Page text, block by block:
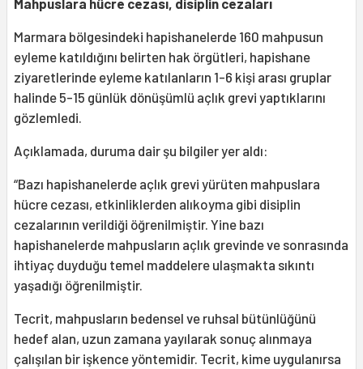
Marmara bölgesindeki hapishanelerde 160 mahpusun
eyleme katıldığını belirten hak örgütleri, hapishane
ziyaretlerinde eyleme katılanların 1-6 kişi arası gruplar
halinde 5-15 günlük dönüşümlü açlık grevi yaptıklarını
gözlemledi.
Açıklamada, duruma dair şu bilgiler yer aldı:
“Bazı hapishanelerde açlık grevi yürüten mahpuslara
hücre cezası, etkinliklerden alıkoyma gibi disiplin
cezalarının verildiği öğrenilmiştir. Yine bazı
hapishanelerde mahpusların açlık grevinde ve sonrasında
ihtiyaç duyduğu temel maddelere ulaşmakta sıkıntı
yaşadığı öğrenilmiştir.
Tecrit, mahpusların bedensel ve ruhsal bütünlüğünü
hedef alan, uzun zamana yayılarak sonuç alınmaya
çalışılan bir işkence yöntemidir. Tecrit, kime uygulanırsa